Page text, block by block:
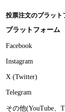
投票注文のプラッ
プラットフォーム
Facebook
Instagram
X (Twitter)
Telegram
その他(YouTube、